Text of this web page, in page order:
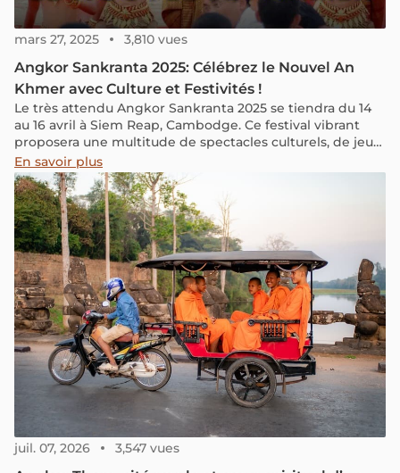
mars 27, 2025 3,810 vues
Angkor Sankranta 2025: Célébrez le Nouvel An
Khmer avec Culture et Festivités !
Le très attendu Angkor Sankranta 2025 se tiendra du 14
au 16 avril à Siem Reap, Cambodge. Ce festival vibrant
proposera une multitude de spectacles culturels, de jeux
traditionnels, de délices culinaires et d’expositions
artistiques, en faisant un événement incontournable
pour les voyageurs à la recherche d’une expérience
authentique khmère.
En savoir plus
juil. 07, 2026 3,547 vues